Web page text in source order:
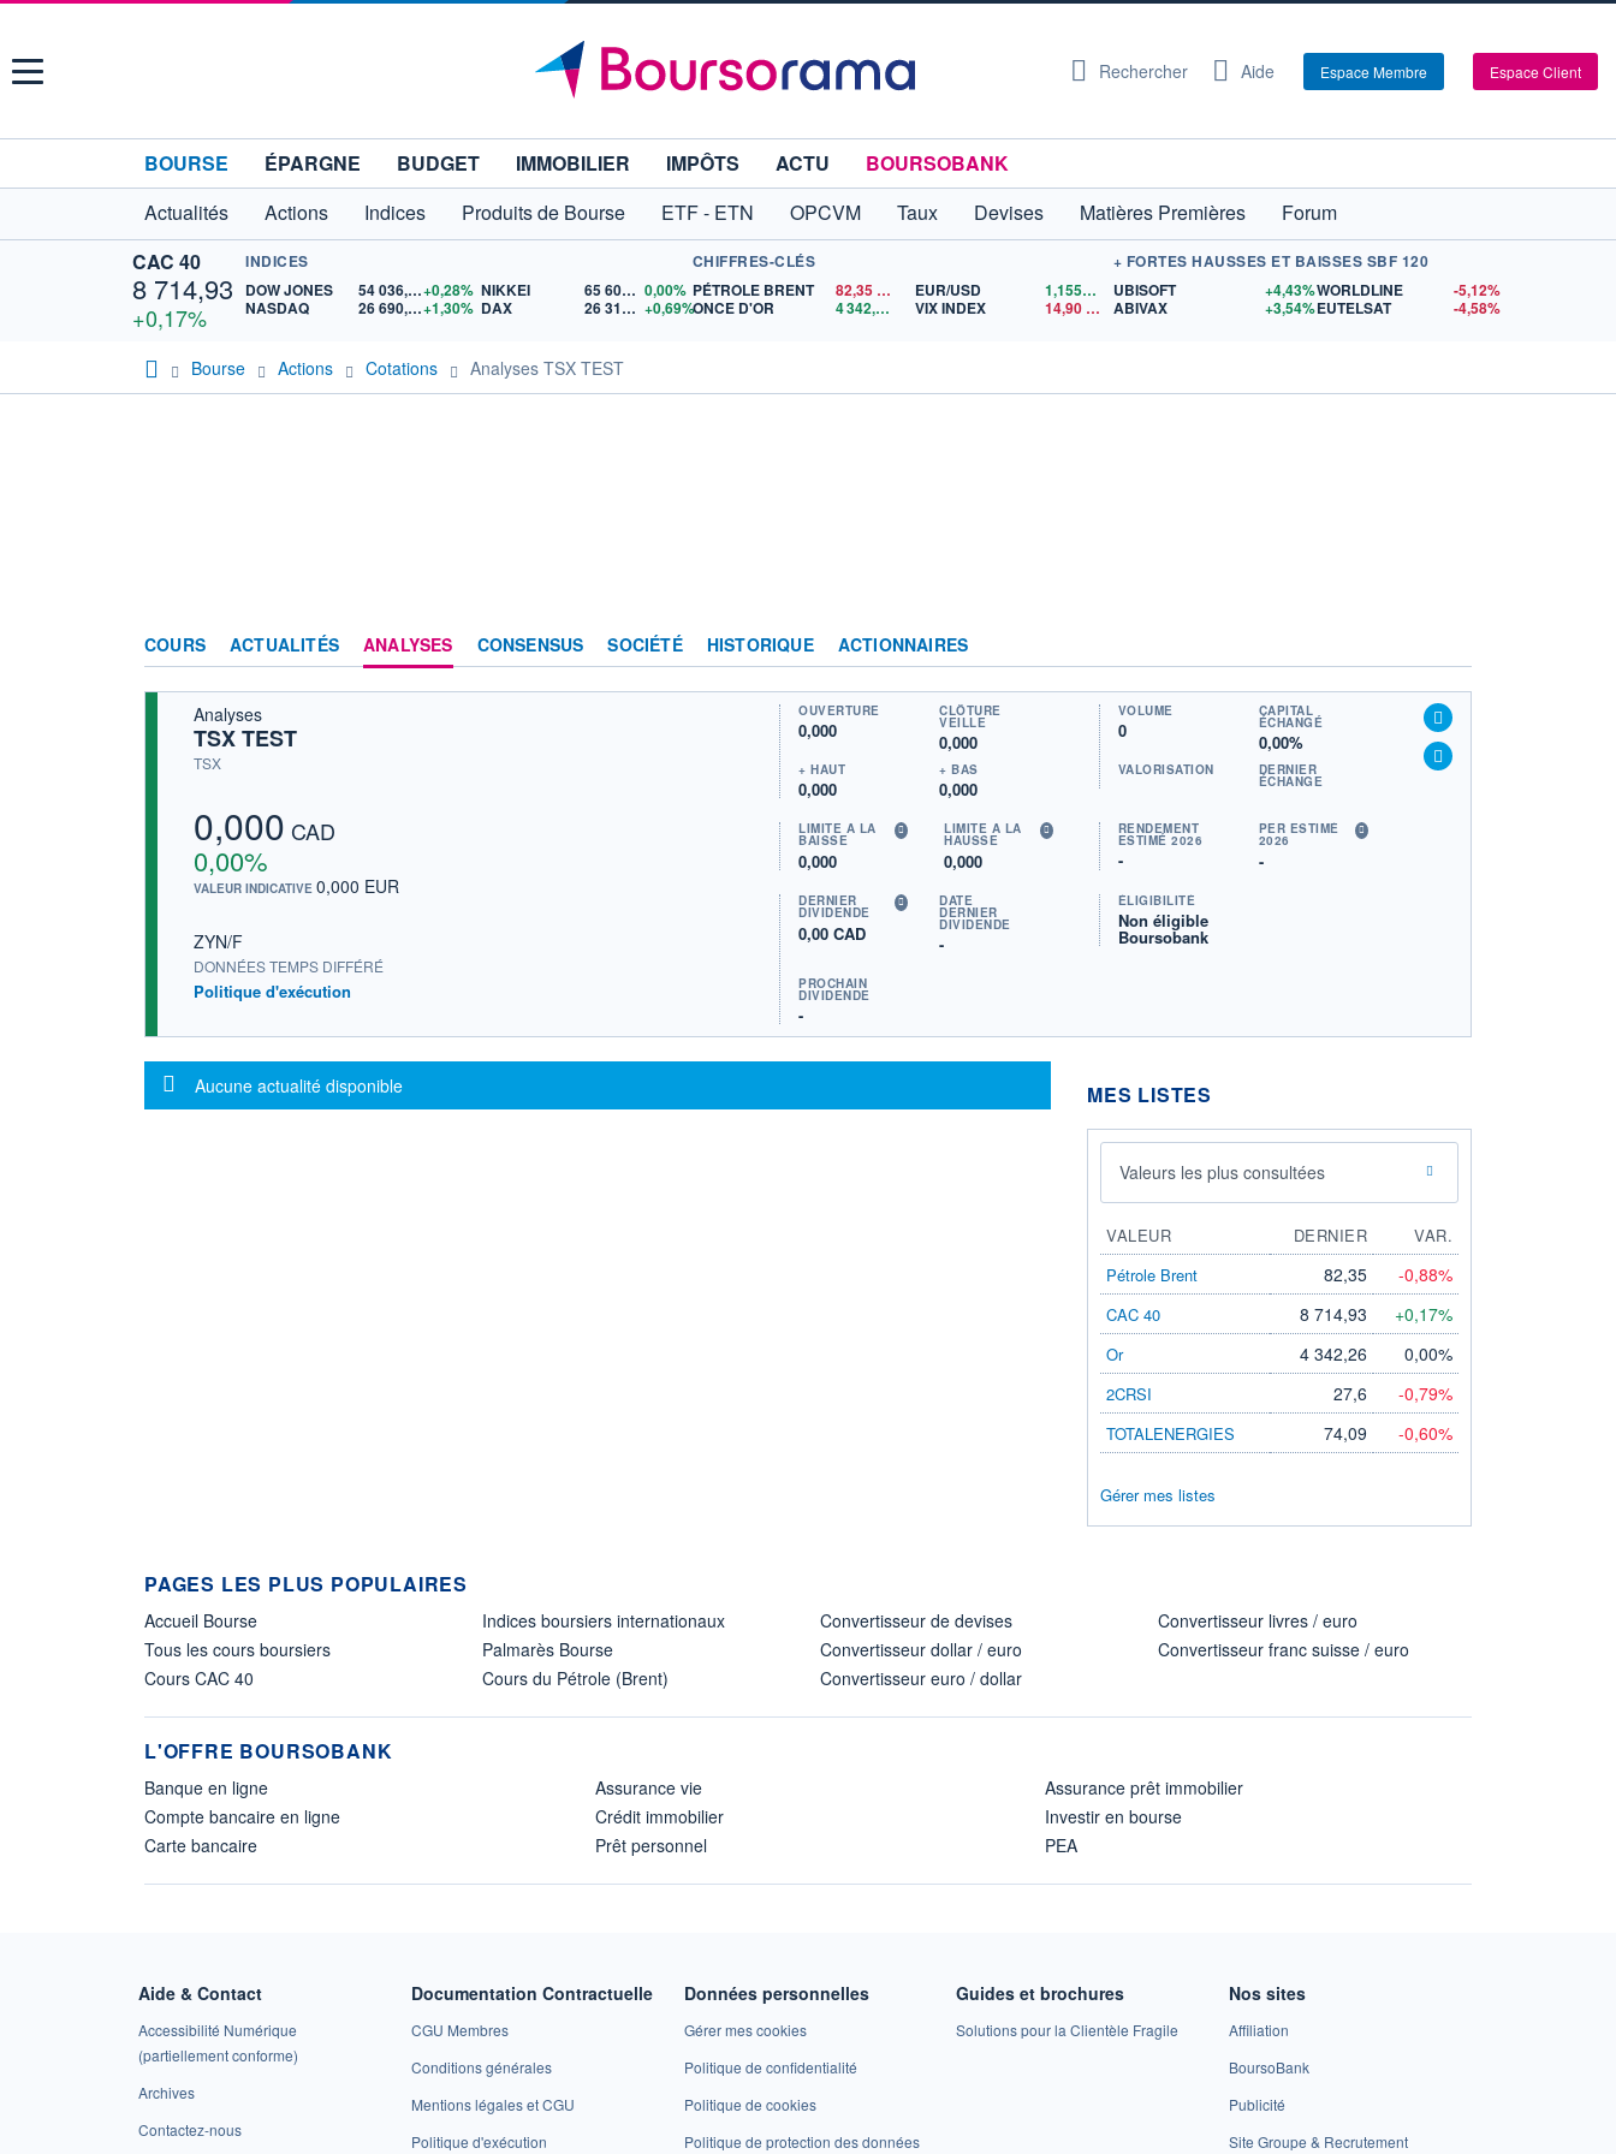
Menu Rechercher Aide Espace Membre Espace Client
BOURSE ÉPARGNE BUDGET IMMOBILIER IMPÔTS ACTU
BOURSOBANK
Actualités
Actions Indices Produits de Bourse ETF - ETN OPCVM Taux Devises Matières Premières
Forum
CAC 40
8 714,93
+0,17%
INDICES
DOW JONES
54 036,93+0,28%
NASDAQ
26 690,62+1,30%
NIKKEI 65 606,71 0,00%
DAX
26 319,45 +0,69%
CHIFFRES-CLÉS
PÉTROLE BRENT
82,35$US
ONCE D'OR
4 342,26 $US
EUR/USD 1,1559$US
VIX INDEX
14,90
+ FORTES HAUSSES ET BAISSES SBF 120
UBISOFT
+4,43%
ABIVAX
+3,54%
WORLDLINE
-5,12%
EUTELSAT
-4,58%
Bourse Actions Cotations Analyses TSX TEST
COURS ACTUALITÉS ANALYSES CONSENSUS SOCIÉTÉ HISTORIQUE ACTIONNAIRES
Analyses
TSX TEST
TSX
0,000 CAD
0,00%
VALEUR INDICATIVE 0,000 EUR
ZYN/F
DONNÉES TEMPS DIFFÉRÉ
Politique d'exécution
OUVERTURE
0,000
CLÔTURE
VEILLE
0,000
+ HAUT
0,000
+ BAS
0,000
VOLUME
0
CAPITAL
ÉCHANGÉ
0,00%
VALORISATION DERNIER
ÉCHANGE
LIMITE À LA
BAISSE
0,000
LIMITE À LA
HAUSSE
0,000
RENDEMENT
ESTIMÉ 2026
-
PER ESTIMÉ
2026
-
DERNIER
DIVIDENDE
0,00 CAD
DATE
DERNIER
DIVIDENDE
-
PROCHAIN
DIVIDENDE
-
ÉLIGIBILITÉ
Non éligible
Boursobank
Message d'information
Aucune actualité disponible MES LISTES
Valeurs les plus consultées
VALEUR DERNIER
VAR.
Pétrole Brent
82,35 -0,88%
CAC 40 8 714,93 +0,17%
Or 4 342,26 0,00%
2CRSI 27,6 -0,79%
TOTALENERGIES 74,09 -0,60%
Gérer mes listes
PAGES LES PLUS POPULAIRES
Accueil Bourse
Tous les cours boursiers
Cours CAC 40
Indices boursiers internationaux
Palmarès Bourse
Cours du Pétrole (Brent)
Convertisseur de devises
Convertisseur dollar / euro
Convertisseur euro / dollar
Convertisseur livres / euro
Convertisseur franc suisse / euro
L'OFFRE BOURSOBANK
Banque en ligne
Compte bancaire en ligne
Carte bancaire
Assurance vie
Crédit immobilier
Prêt personnel
Assurance prêt immobilier
Investir en bourse
PEA
Aide & Contact
Accessibilité Numérique
(partiellement conforme)
Archives
Contactez-nous
Documentation Contractuelle
CGU Membres
Conditions générales
Mentions légales et CGU
Politique d'exécution
Données personnelles
Gérer mes cookies
Politique de confidentialité
Politique de cookies
Politique de protection des données
Guides et brochures
Solutions pour la Clientèle Fragile
Nos sites
Affiliation
BoursoBank
Publicité
Site Groupe & Recrutement